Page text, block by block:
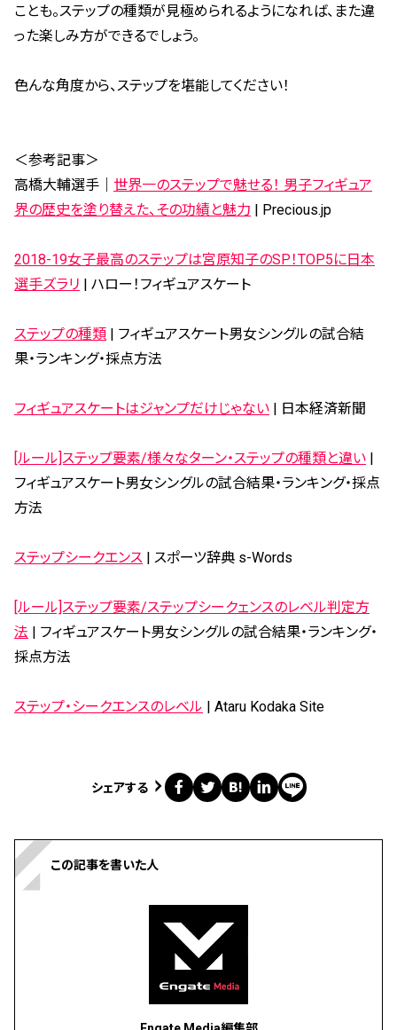
ことも。ステップの種類が見極められるようになれば、また違
った楽しみ方ができるでしょう。
色んな角度から、ステップを堪能してください！
＜参考記事＞
高橋大輔選手｜ 世界一のステップで魅せる！ 男子フィギュア
界の歴史を塗り替えた、その功績と魅力 | Precious.jp
2018-19女子最高のステップは宮原知子のSP！TOP5に日本
選手ズラリ | ハロー！フィギュアスケート
ステップの種類 | フィギュアスケート男女シングルの試合結
果・ランキング・採点方法
フィギュアスケートはジャンプだけじゃない | 日本経済新聞
[ルール]ステップ要素/様々なターン・ステップの種類と違い |
フィギュアスケート男女シングルの試合結果・ランキング・採点
方法
ステップシークエンス | スポーツ辞典 s-Words
[ルール]ステップ要素/ステップシークェンスのレベル判定方
法 | フィギュアスケート男女シングルの試合結果・ランキング・
採点方法
ステップ・シークエンスのレベル | Ataru Kodaka Site
シェアする
この記事を書いた人